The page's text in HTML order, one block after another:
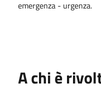
emergenza - urgenza.
A chi è